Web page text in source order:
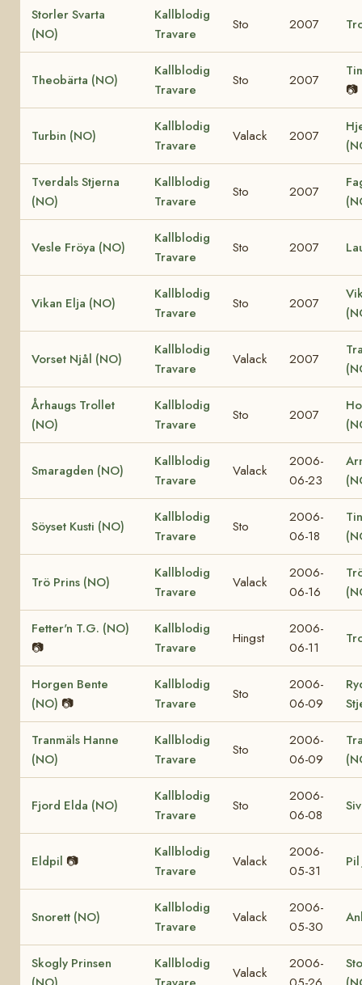
Storler Svarta
(NO)
Kallblodig
Travare
Sto 2007
Theobärta (NO)
Kallblodig
Travare
Sto 2007
📷
Turbin (NO)
Kallblodig
Travare
Valack 2007
Tverdals Stjerna
(NO)
Kallblodig
Travare
Sto 2007
Vesle Fröya (NO)
Kallblodig
Travare
Sto 2007
Vikan Elja (NO)
Kallblodig
Travare
Sto 2007
Vorset Njål (NO)
Kallblodig
Travare
Valack 2007
Århaugs Trollet
(NO)
Kallblodig
Travare
Sto 2007
Smaragden (NO)
Kallblodig
Travare
Valack
2006-
06-23
Söyset Kusti (NO)
Kallblodig
Travare
Sto
2006-
06-18
Trö Prins (NO)
Kallblodig
Travare
Valack
2006-
06-16
Fetter'n T.G. (NO)
📷
Kallblodig
Travare
Hingst
2006-
06-11
Horgen Bente
(NO) 📷
Kallblodig
Travare
Sto
2006-
06-09
Tranmäls Hanne
(NO)
Kallblodig
Travare
Sto
2006-
06-09
Fjord Elda (NO)
Kallblodig
Travare
Sto
2006-
06-08
Eldpil 📷
Kallblodig
Travare
Valack
2006-
05-31
Pil
Snorett (NO)
Kallblodig
Travare
Valack
2006-
05-30
Skogly Prinsen
Kallblodig
Valack
2006-